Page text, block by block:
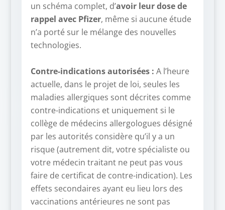
un schéma complet, d’avoir leur dose de
rappel avec Pfizer, même si aucune étude
n’a porté sur le mélange des nouvelles
technologies.
Contre-indications autorisées : A l’heure
actuelle, dans le projet de loi, seules les
maladies allergiques sont décrites comme
contre-indications et uniquement si le
collège de médecins allergologues désigné
par les autorités considère qu’il y a un
risque (autrement dit, votre spécialiste ou
votre médecin traitant ne peut pas vous
faire de certificat de contre-indication). Les
effets secondaires ayant eu lieu lors des
vaccinations antérieures ne sont pas